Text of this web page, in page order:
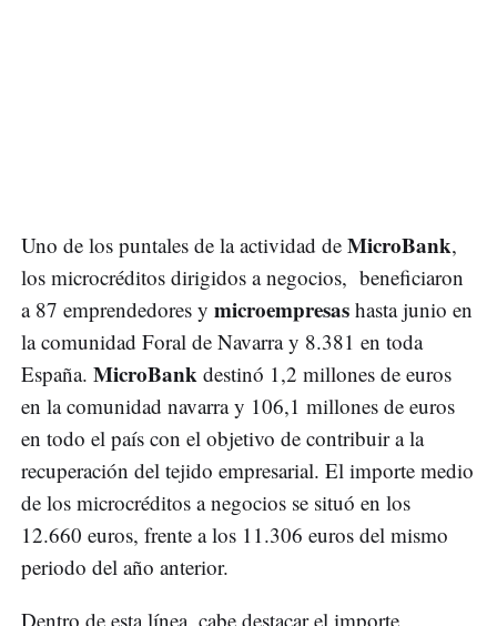
Uno de los puntales de la actividad de MicroBank,
los microcréditos dirigidos a negocios, beneficiaron
a 87 emprendedores y microempresas hasta junio en
la comunidad Foral de Navarra y 8.381 en toda
España. MicroBank destinó 1,2 millones de euros
en la comunidad navarra y 106,1 millones de euros
en todo el país con el objetivo de contribuir a la
recuperación del tejido empresarial. El importe medio
de los microcréditos a negocios se situó en los
12.660 euros, frente a los 11.306 euros del mismo
periodo del año anterior.
Dentro de esta línea, cabe destacar el importe